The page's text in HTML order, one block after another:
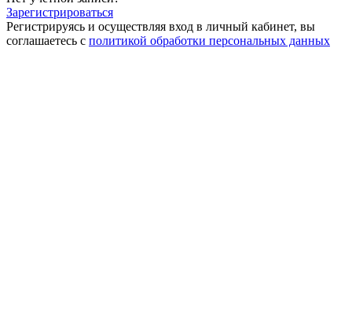
Зарегистрироваться
Регистрируясь и осуществляя вход в личный кабинет, вы
соглашаетесь с политикой обработки персональных данных